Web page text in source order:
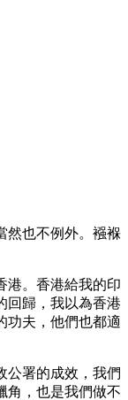
然也不例外。襁褓
港。香港給我的印
回歸，我以為香港
功夫，他們也都適
公署的成效，我們
角，也是我們做不